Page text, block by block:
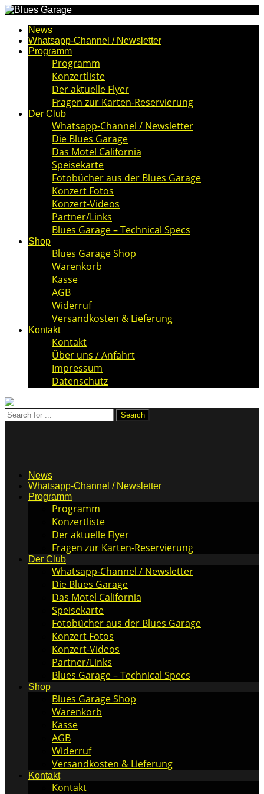
News
Whatsapp-Channel / Newsletter
Programm
Programm
Konzertliste
Der aktuelle Flyer
Fragen zur Karten-Reservierung
Der Club
Whatsapp-Channel / Newsletter
Die Blues Garage
Das Motel California
Speisekarte
Fotobücher aus der Blues Garage
Konzert Fotos
Konzert-Videos
Partner/Links
Blues Garage – Technical Specs
Shop
Blues Garage Shop
Warenkorb
Kasse
AGB
Widerruf
Versandkosten & Lieferung
Kontakt
Kontakt
Über uns / Anfahrt
Impressum
Datenschutz
News
Whatsapp-Channel / Newsletter
Programm
Programm
Konzertliste
Der aktuelle Flyer
Fragen zur Karten-Reservierung
Der Club
Whatsapp-Channel / Newsletter
Die Blues Garage
Das Motel California
Speisekarte
Fotobücher aus der Blues Garage
Konzert Fotos
Konzert-Videos
Partner/Links
Blues Garage – Technical Specs
Shop
Blues Garage Shop
Warenkorb
Kasse
AGB
Widerruf
Versandkosten & Lieferung
Kontakt
Kontakt